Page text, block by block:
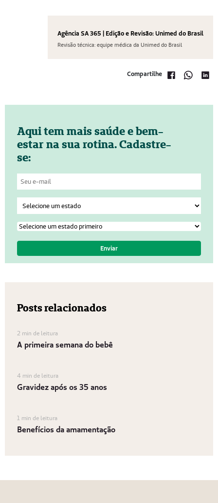
Agência SA 365 | Edição e Revisão: Unimed do Brasil
Revisão técnica: equipe médica da Unimed do Brasil
Compartilhe
Aqui tem mais saúde e bem-
estar na sua rotina. Cadastre-
se:
Posts relacionados
2 min de leitura
A primeira semana do bebê
4 min de leitura
Gravidez após os 35 anos
1 min de leitura
Benefícios da amamentação